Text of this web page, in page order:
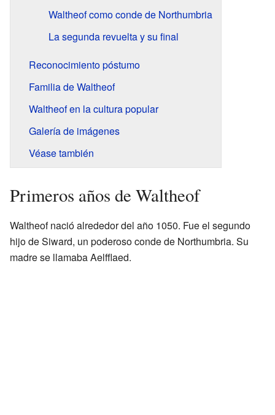
Waltheof como conde de Northumbria
La segunda revuelta y su final
Reconocimiento póstumo
Familia de Waltheof
Waltheof en la cultura popular
Galería de imágenes
Véase también
Primeros años de Waltheof
Waltheof nació alrededor del año 1050. Fue el segundo
hijo de Siward, un poderoso conde de Northumbria. Su
madre se llamaba Aelfflaed.